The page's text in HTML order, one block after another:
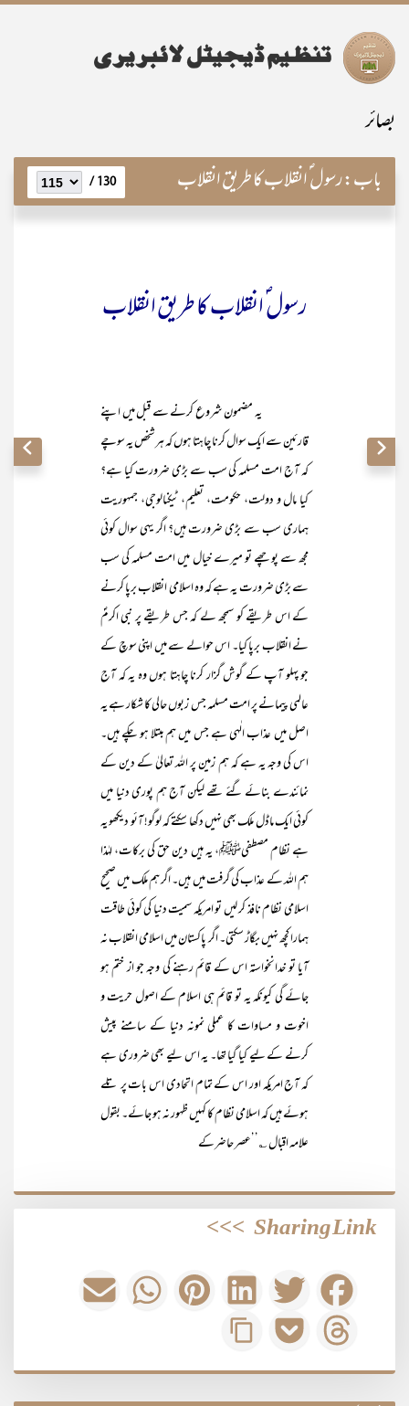
بصائر
باب:رسول ؐ انقلاب کا طریق انقلاب 130 /
رسول ؐ انقلاب کا طریق انقلاب
یہ مضمون شروع کرنے سے قبل میں اپنے
قارئین سے ایک سوال کرنا چاہتا ہوں کہ ہر شخص یہ سوچے
کہ آج امت مسلمہ کی سب سے بڑی ضرورت کیا ہے؟
کیا مال و دولت، حکومت، تعلیم، ٹیکنالوجی، جمہوریت
ہماری سب سے بڑی ضرورت ہیں؟ اگر یہی سوال کوئی
مجھ سے پوچھے تو میرے خیال میں امت مسلمہ کی سب
سے بڑی ضرورت یہ ہے کہ وہ اسلامی انقلاب برپا کرنے
کے اس طریقے کو سمجھ لے کہ جس طریقے پر نبی اکرمؐ
نے انقلاب برپا کیا۔ اس حوالے سے میں اپنی سوچ کے
جو پہلو آپ کے گوش گزار کرنا چاہتا ہوں وہ یہ کہ آج
عالمی پیمانے پر امت مسلمہ جس زبوں حالی کا شکار ہے یہ
اصل میں عذاب الٰہی ہے جس میں ہم مبتلا ہو چکے ہیں۔
اس کی وجہ یہ ہے کہ ہم زمین پر اللہ تعالیٰ کے دین کے
نمائندے بنائے گئے تھے لیکن آج ہم پوری دنیا میں
کوئی ایک ماڈل ملک بھی نہیں دکھا سکتے کہ لوگو! آئو دیکھو یہ
ہے نظام مصطفیﷺ، یہ ہیں دین حق کی برکات، لہٰذا
ہم اللہ کے عذاب کی گرفت میں ہیں۔ اگر ہم ملک میں صحیح
اسلامی نظام نافذ کر لیں تو امریکہ سمیت دنیا کی کوئی طاقت
ہمارا کچھ نہیں بگاڑ سکتی۔ اگر پاکستان میں اسلامی انقلاب نہ
آیا تو خدانخواستہ اس کے قائم رہنے کی وجہ جو از ختم ہو
جائے گی کیونکہ یہ تو قائم ہی اسلام کے اصول حریت و
اخوت و مساوات کا عملی نمونہ دنیا کے سامنے پیش
کرنے کے لیے کیا گیا تھا۔ یہ اس لیے بھی ضروری ہے
کہ آج امریکہ اور اس کے تمام اتحادی اس بات پر تلے
ہوئے ہیں کہ اسلامی نظام کا کہیں ظہور نہ ہو جائے۔ بقول
علامہ اقبال ؎’’عصر حاضرکے
Sharing Link
>>>